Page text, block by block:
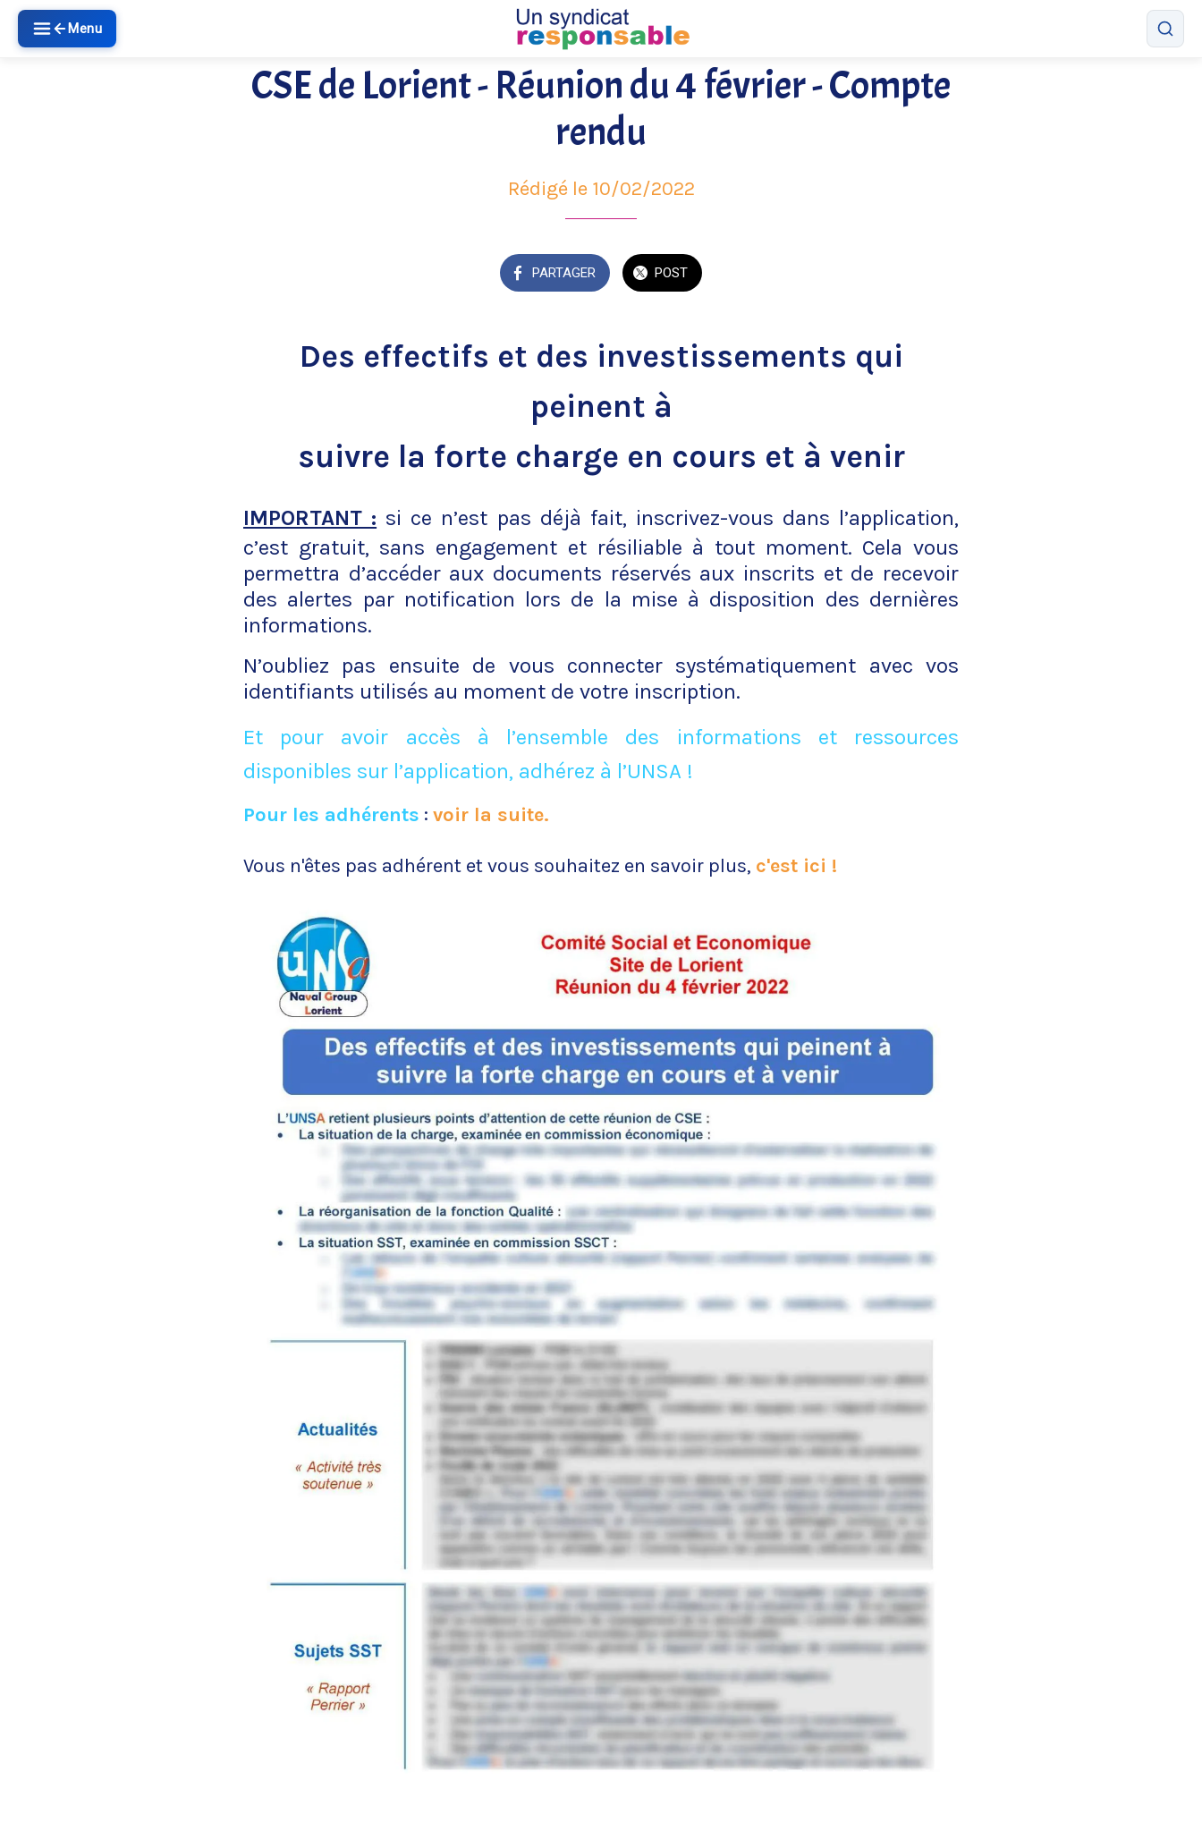
Menu
CSE de Lorient - Réunion du 4 février - Compte
rendu
Rédigé le 10/02/2022
PARTAGER POST
Des effectifs et des investissements qui
peinent à
suivre la forte charge en cours et à venir
IMPORTANT : si ce n’est pas déjà fait, inscrivez-vous dans l’application,
c’est gratuit, sans engagement et résiliable à tout moment. Cela vous
permettra d’accéder aux documents réservés aux inscrits et de recevoir
des alertes par notification lors de la mise à disposition des dernières
informations.
N’oubliez pas ensuite de vous connecter systématiquement avec vos
identifiants utilisés au moment de votre inscription.
Et pour avoir accès à l’ensemble des informations et ressources
disponibles sur l’application, adhérez à l’UNSA !
Pour les adhérents : voir la suite.
Vous n'êtes pas adhérent et vous souhaitez en savoir plus, c'est ici !